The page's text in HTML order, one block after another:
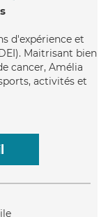
d'expérience et
Maitrisant bien
cancer, Amélia
activités et